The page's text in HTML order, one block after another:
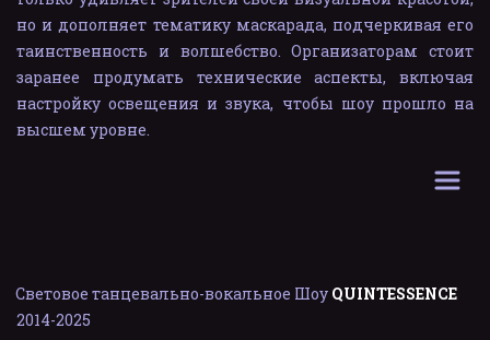
но и дополняет тематику маскарада, подчеркивая его
таинственность и волшебство. Организаторам стоит
заранее продумать технические аспекты, включая
настройку освещения и звука, чтобы шоу прошло на
высшем уровне.
Световое танцевально-вокальное Шоу QUINTESSENCE
2014-2025